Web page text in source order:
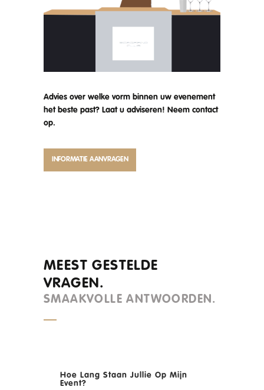
Advies over welke vorm binnen uw evenement
het beste past? Laat u adviseren! Neem contact
op.
INFORMATIE AANVRAGEN
MEEST GESTELDE
VRAGEN.
SMAAKVOLLE ANTWOORDEN.
Hoe Lang Staan Jullie Op Mijn
Event?